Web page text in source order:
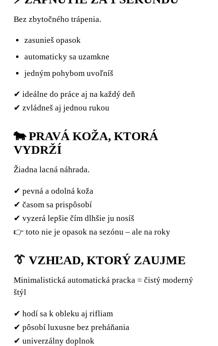
Bez zbytočného trápenia.
zasunieš opasok
automaticky sa uzamkne
jedným pohybom uvoľníš
✔ ideálne do práce aj na každý deň
✔ zvládneš aj jednou rukou
🐄 PRAVÁ KOŽA, KTORÁ
VYDRŽÍ
Žiadna lacná náhrada.
✔ pevná a odolná koža
✔ časom sa prispôsobí
✔ vyzerá lepšie čím dlhšie ju nosíš
👉 toto nie je opasok na sezónu – ale na roky
👔 VZHĽAD, KTORÝ ZAUJME
Minimalistická automatická pracka = čistý moderný
štýl
✔ hodí sa k obleku aj rifliam
✔ pôsobí luxusne bez preháňania
✔ univerzálny doplnok